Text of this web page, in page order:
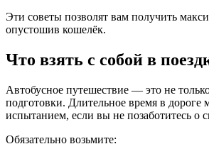
Эти советы позволят вам получить
опустошив кошелёк.
Что взять с собой в
Автобусное путешествие — это не
подготовки. Длительное время в дороге
испытанием, если вы не позаботитесь о
Обязательно возьмите: